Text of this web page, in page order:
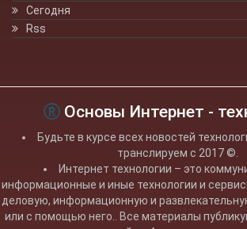
Сегодня
Rss
Основы Интернет -
Будьте в курсе всех новостей
транслируем с 2017 ©.
Интернет технологии – это
информационные и иные технологии и
деловую, информационную и
или с помощью него.. Все материалы